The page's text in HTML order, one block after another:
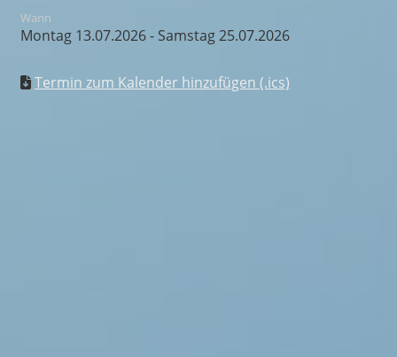
Wann
Montag 13.07.2026 - Samstag 25.07.2026
Termin zum Kalender hinzufügen (.ics)